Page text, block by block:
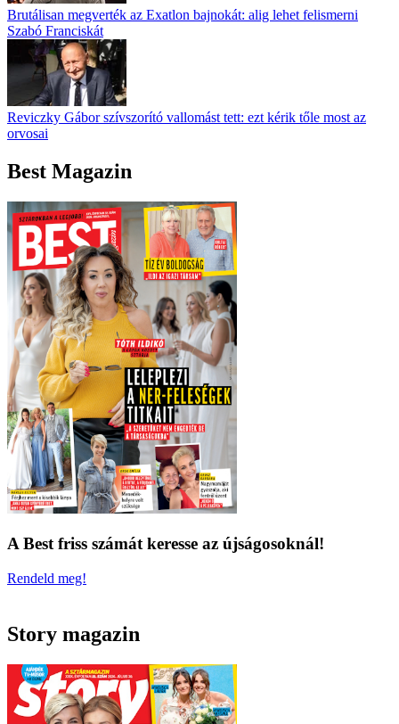
Brutálisan megverték az Exatlon bajnokát: alig lehet felismerni
Szabó Franciskát
Reviczky Gábor szívszorító vallomást tett: ezt kérik tőle most az
orvosai
Best Magazin
A Best friss számát keresse az újságosoknál!
Rendeld meg!
Story magazin